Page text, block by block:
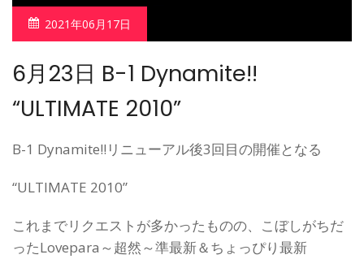
2021年06月17日
6月23日 B-1 Dynamite!!
“ULTIMATE 2010”
B-1 Dynamite!!リニューアル後3回目の開催となる
“ULTIMATE 2010”
これまでリクエストが多かったものの、こぼしがちだ
ったLovepara～超然～準最新＆ちょっぴり最新